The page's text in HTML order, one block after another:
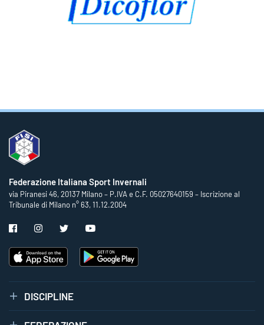
Federazione Italiana Sport Invernali
via Piranesi 46, 20137 Milano – P.IVA e C.F. 05027640159 – Iscrizione al
Tribunale di Milano n° 63, 11.12.2004
DISCIPLINE